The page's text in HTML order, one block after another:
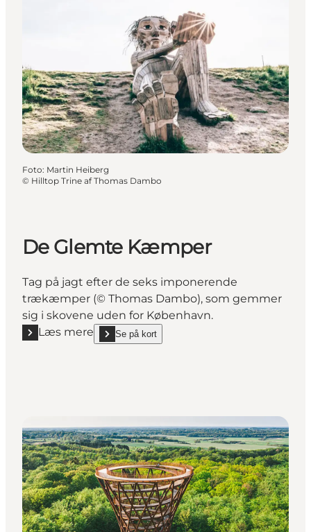
Foto: Martin Heiberg
© Hilltop Trine af Thomas Dambo
De Glemte Kæmper
Tag på jagt efter de seks imponerende
trækæmper (© Thomas Dambo), som gemmer
sig i skovene uden for København.
Læs mere
Læs mere "De Glemte Kæmper"
Se på kort
show De Glemte Kæmper on_map